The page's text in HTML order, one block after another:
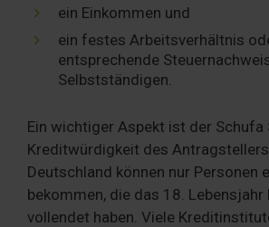
ein Einkommen und
ein festes Arbeitsverhältnis
entsprechende
Selbstständigen.
Ein wichtiger Aspekt ist der Schufa
Kreditwürdigkeit des
Deutschland können nur Personen
bekommen, die das 18. Lebensjahr
vollendet haben. Viele